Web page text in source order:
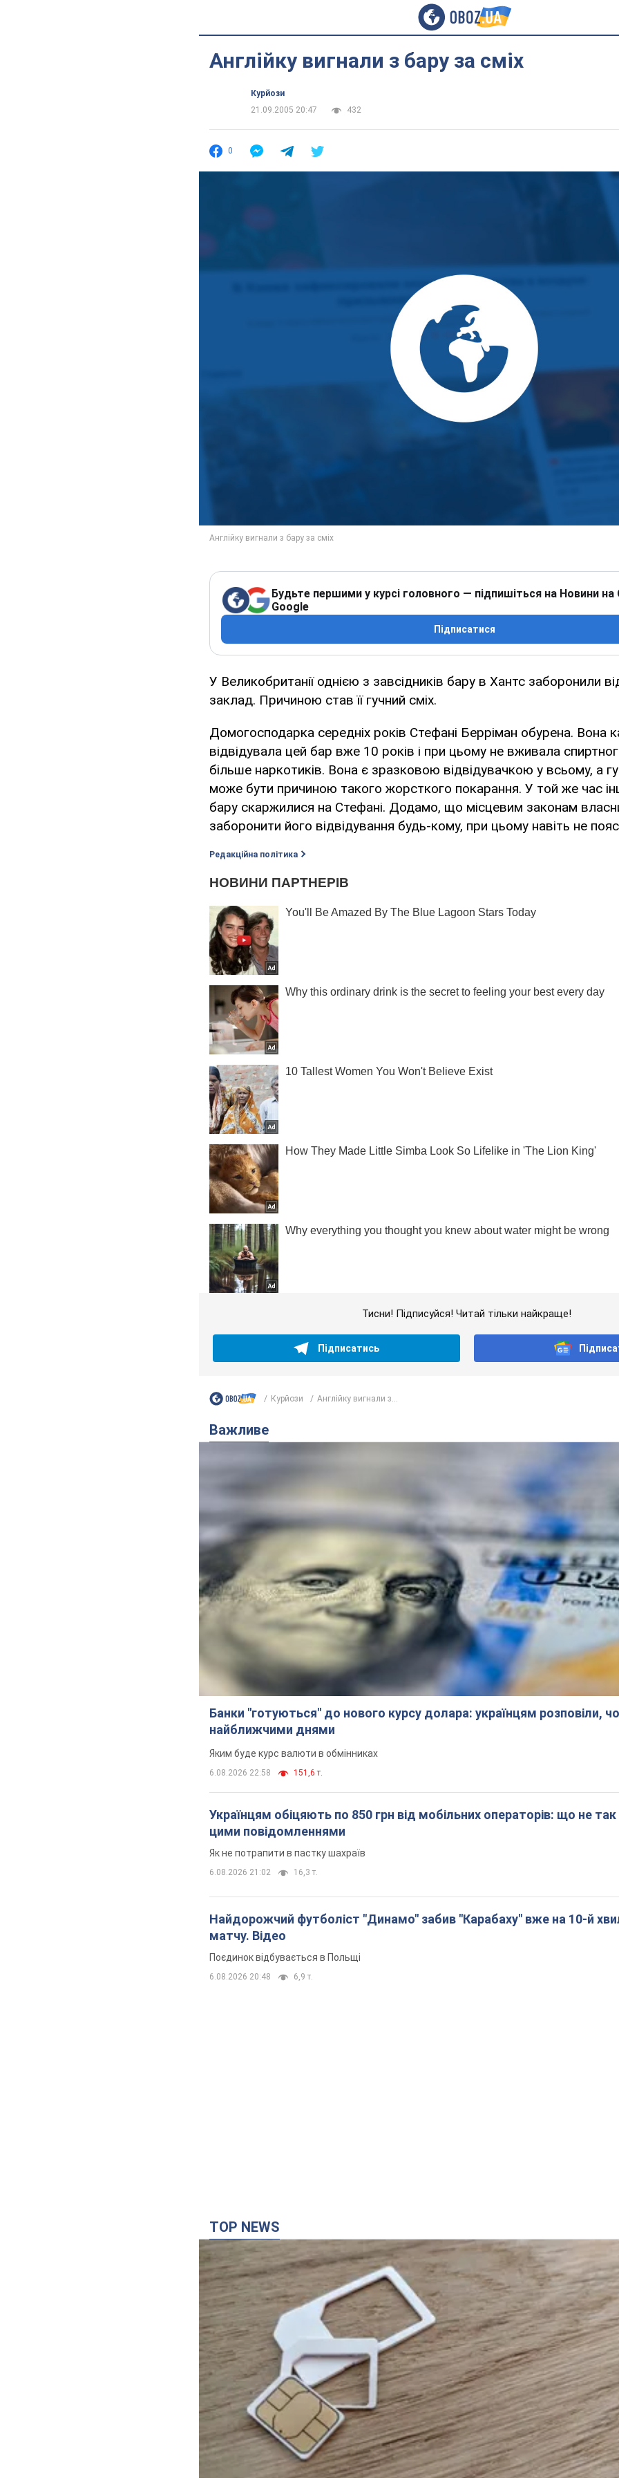
Англійку вигнали з бару за сміх
Курйози
21.09.2005 20:47
432
0
Будьте першими у курсі головного — підпишіться на Новини на
Google
Підписатися
У Великобританії однією з завсідників бару в Хантс заборонили
заклад. Причиною став її гучний сміх.
Домогосподарка середніх років Стефані Берріман обурена. Вона
відвідувала цей бар вже 10 років і при цьому не вживала
більше наркотиків. Вона є зразковою відвідувачкою у всьому, а
може бути причиною такого жорсткого покарання. У той же час
бару скаржилися на Стефані. Додамо, що місцевим законам
заборонити його відвідування будь-кому, при цьому навіть не
Редакційна політика
Тисни! Підписуйся! Читай тільки найкраще!
Підписатись
Курйози Англійку вигнали з...
Важливе
Банки "готуються" до нового курсу долара: українцям розповіли,
найближчими днями
Яким буде курс валюти в обмінниках
6.08.2026 22:58 151,6 т.
Українцям обіцяють по 850 грн від мобільних операторів: що не так
цими повідомленнями
Як не потрапити в пастку шахраїв
6.08.2026 21:02 16,3 т.
Найдорожчий футболіст "Динамо" забив "Карабаху" вже на 10-й
матчу. Відео
Поєдинок відбувається в Польщі
6.08.2026 20:48 6,9 т.
TOP NEWS